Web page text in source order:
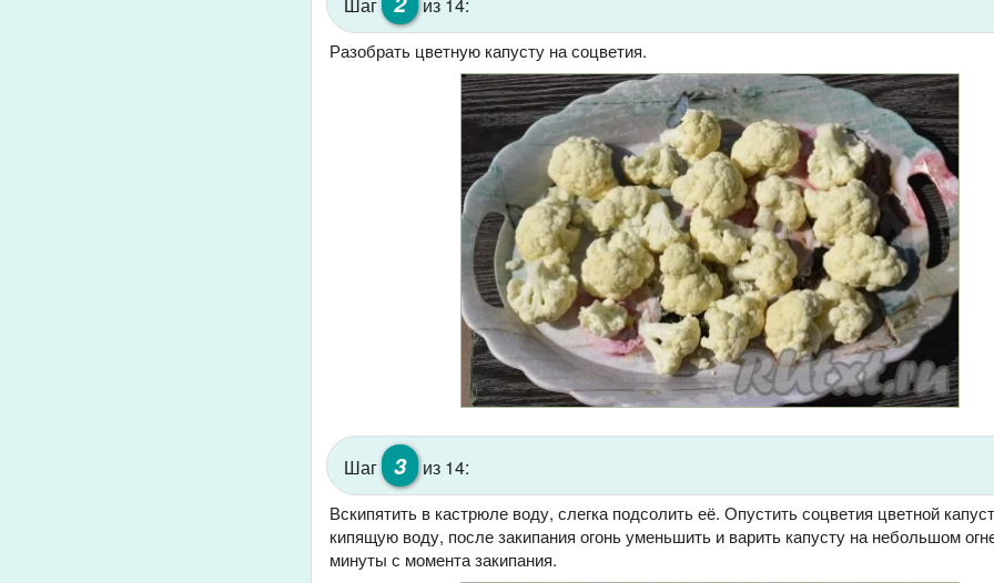
Разобрать цветную капусту на соцветия.
Шаг 3 из 14:
Вскипятить в кастрюле воду, слегка подсолить её. Опустить соцветия цветной
кипящую воду, после закипания огонь уменьшить и варить капусту на небольшом
минуты с момента закипания.